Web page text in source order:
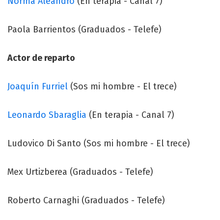
Paola Barrientos (Graduados - Telefe)
Actor de reparto
Joaquín Furriel (Sos mi hombre - El trece)
Leonardo Sbaraglia (En terapia - Canal 7)
Ludovico Di Santo (Sos mi hombre - El trece)
Mex Urtizberea (Graduados - Telefe)
Roberto Carnaghi (Graduados - Telefe)